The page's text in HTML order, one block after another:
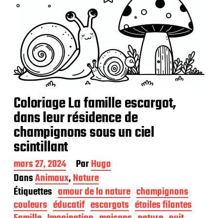
Coloriage La famille escargot,
dans leur résidence de
champignons sous un ciel
scintillant
D
a
t
e
d
e
mars 27, 2024 ParHugo
DansAnimaux,Nature
Étiquettes amour de la nature champignons
couleurs éducatif escargots étoiles filantes